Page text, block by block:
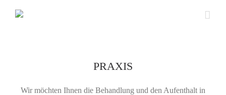
Inhalt
PRAXIS
Wir möchten Ihnen die Behandlung und den Aufenthalt in